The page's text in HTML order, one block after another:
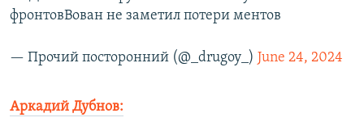
фронтовВован не заметил потери ментов
— Прочий посторонний (@_drugoy_) June 24, 2024
Аркадий Дубнов: